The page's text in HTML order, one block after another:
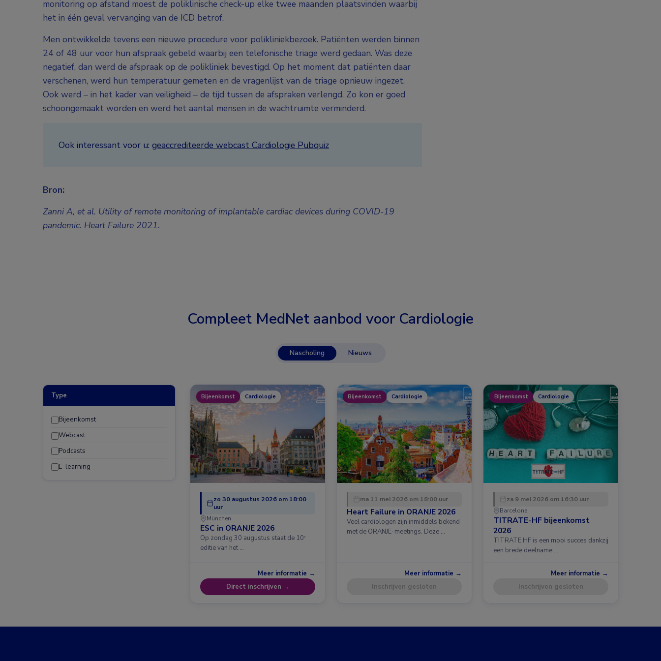
monitoring op afstand moest de poliklinische check-up elke twee maanden plaatsvinden waarbij
het in één geval vervanging van de ICD betrof.
Men ontwikkelde tevens een nieuwe procedure voor polikliniekbezoek. Patiënten werden binnen
24 of 48 uur voor hun afspraak gebeld waarbij een telefonische triage werd gedaan. Was deze
negatief, dan werd de afspraak op de polikliniek bevestigd. Op het moment dat patiënten daar
verschenen, werd hun temperatuur gemeten en de vragenlijst van de triage opnieuw ingezet.
Ook werd – in het kader van veiligheid – de tijd tussen de afspraken verlengd. Zo kon er goed
schoongemaakt worden en werd het aantal mensen in de wachtruimte verminderd.
Ook interessant voor u: geaccrediteerde webcast Cardiologie Pubquiz
Bron:
Zanni A, et al. Utility of remote monitoring of implantable cardiac devices during COVID-19
pandemic. Heart Failure 2021.
Compleet MedNet aanbod voor Cardiologie
Nascholing Nieuws
Type
Bijeenkomst
Webcast
Podcasts
E-learning
Bijeenkomst Cardiologie
zo 30 augustus 2026 om 18:00
uur
München
ESC in ORANJE 2026
Op zondag 30 augustus staat de 10ᵉ
editie van het …
Meer informatie →
Direct inschrijven →
Bijeenkomst Cardiologie
ma 11 mei 2026 om 18:00 uur
Heart Failure in ORANJE 2026
Veel cardiologen zijn inmiddels bekend
met de ORANJE-meetings. Deze …
Meer informatie →
Inschrijven gesloten
Bijeenkomst Cardiologie
za 9 mei 2026 om 16:30 uur
Barcelona
TITRATE-HF bijeenkomst
2026
TITRATE HF is een mooi succes dankzij
een brede deelname …
Meer informatie →
Inschrijven gesloten